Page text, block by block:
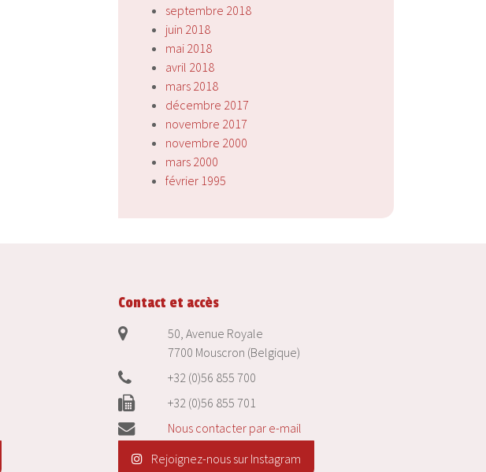
septembre 2018
juin 2018
mai 2018
avril 2018
mars 2018
décembre 2017
novembre 2017
novembre 2000
mars 2000
février 1995
Contact et accès
50, Avenue Royale
7700 Mouscron (Belgique)
+32 (0)56 855 700
+32 (0)56 855 701
Nous contacter par e-mail
Rejoignez-nous sur Instagram